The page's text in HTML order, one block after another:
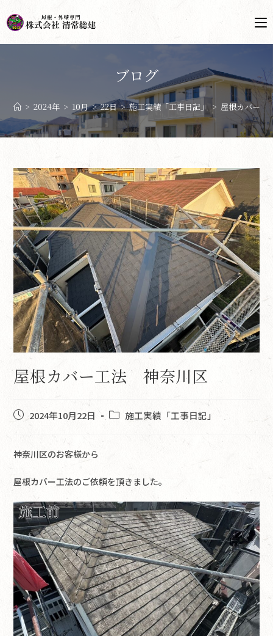
ブログ
> 2024年 > 10月 > 22日 > 施工実績「工事日記」 > 屋根カバー
屋根カバー工法 神奈川区
2024年10月22日 施工実績「工事日記」
神奈川区のお客様から
屋根カバー工法のご依頼を頂きました。